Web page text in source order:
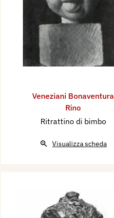
Veneziani Bonaventura
Rino
Ritrattino di bimbo
Visualizza scheda